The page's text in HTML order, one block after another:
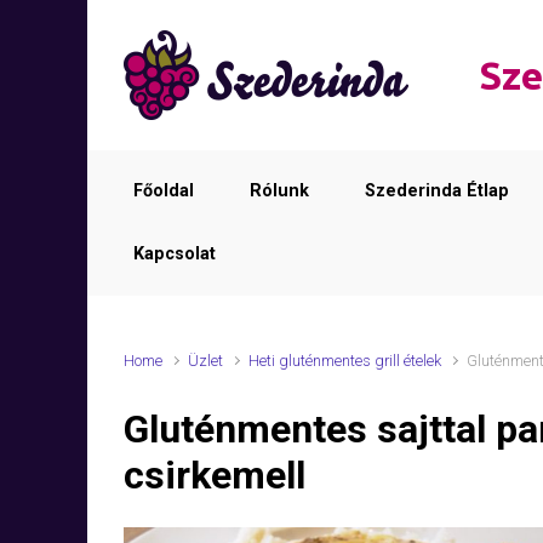
Főoldal Rólunk Szederinda Étlap
Kapcsolat
Home Üzlet Heti gluténmentes grill ételek
Gluténmentes sajttal
csirkemell